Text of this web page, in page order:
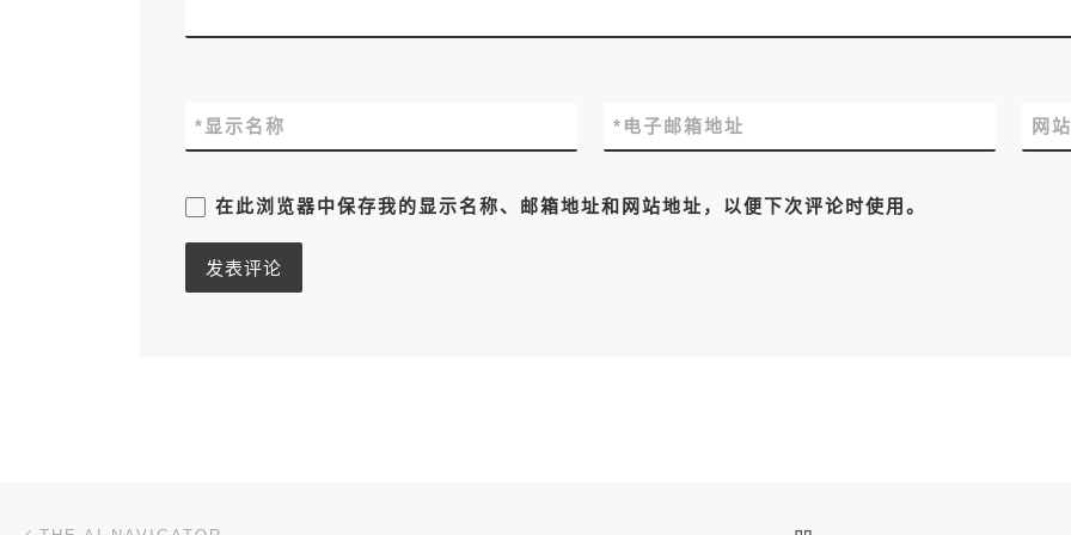
显示名称
* 电子邮箱地址
* 网
在此浏览器中保存我的显示名称、邮箱地址和网站地址，以便下次评论时使用。
文章导航